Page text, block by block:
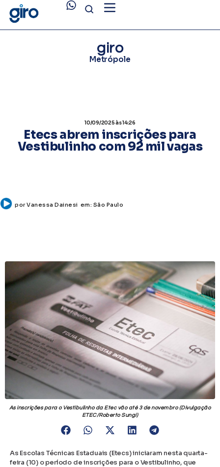
giro
Metrópole
10/09/2025às 14:26
Etecs abrem inscrições para
Vestibulinho com 92 mil vagas
porVanessa Dainesi em: São Paulo
As inscrições para o Vestibulinho da Etec vão até 3 de novembro (Divulgação
ETEC/Roberto Sungi)
As Escolas Técnicas Estaduais (Etecs) iniciaram nesta quarta-
feira (10) o período de inscrições para o Vestibulinho, que